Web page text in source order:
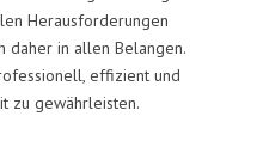
Herausforderungen
daher in allen Belangen.
effizient und
zu gewährleisten.